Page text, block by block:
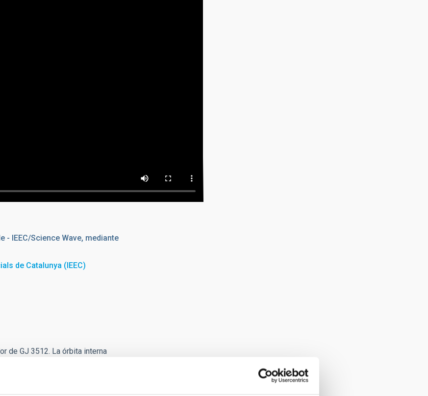
- IEEC/Science Wave, mediante
de Catalunya (IEEC)
de GJ 3512. La órbita interna
que la exterior
de los datos, para la que